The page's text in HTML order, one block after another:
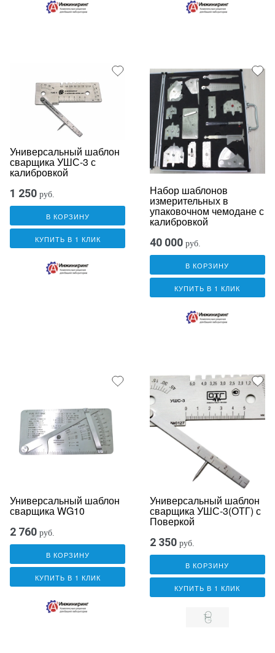
Универсальный шаблон
сварщика УШС-3 с
калибровкой
1 250 руб.
В КОРЗИНУ
КУПИТЬ В 1 КЛИК
Набор шаблонов
измерительных в
упаковочном чемодане с
калибровкой
40 000 руб.
В КОРЗИНУ
КУПИТЬ В 1 КЛИК
Универсальный шаблон
сварщика WG10
2 760 руб.
В КОРЗИНУ
КУПИТЬ В 1 КЛИК
Универсальный шаблон
сварщика УШС-3(ОТГ) с
Поверкой
2 350 руб.
В КОРЗИНУ
КУПИТЬ В 1 КЛИК